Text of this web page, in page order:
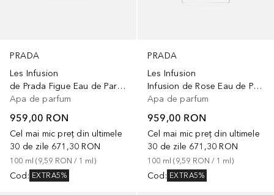
PRADA
Les Infusion
de Prada Figue Eau de Parfum
Apa de parfum
959,00 RON
Cel mai mic preț din ultimele
30 de zile 671,30 RON
100 ml (9,59 RON / 1 ml )
Cod : EXTRA5%
PRADA
Les Infusion
Infusion de Rose Eau de Parfum
Apa de parfum
959,00 RON
Cel mai mic preț din ultimele
30 de zile 671,30 RON
100 ml (9,59 RON / 1 ml )
Cod : EXTRA5%